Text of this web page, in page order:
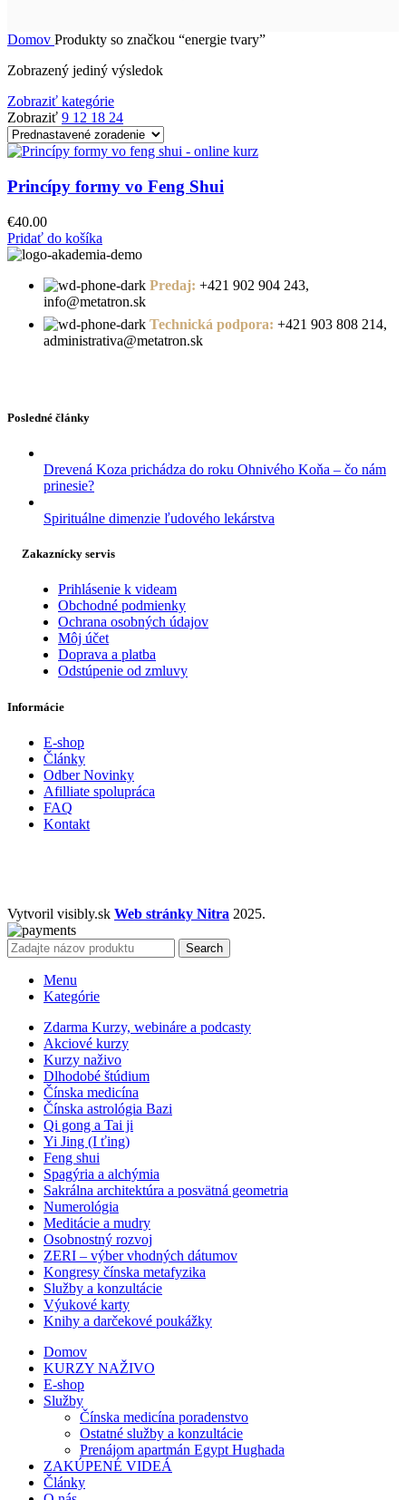
Domov Produkty so značkou “energie tvary”
Zobrazený jediný výsledok
Zobraziť kategórie
Zobraziť 9 12 18 24
Princípy formy vo Feng Shui
€40.00
Pridať do košíka
Predaj: +421 902 904 243,
info@metatron.sk
Technická podpora: +421 903 808 214,
administrativa@metatron.sk
Posledné články
Drevená Koza prichádza do roku Ohnivého Koňa – čo nám
prinesie?
Spirituálne dimenzie ľudového lekárstva
Zakaznícky servis
Prihlásenie k videam
Obchodné podmienky
Ochrana osobných údajov
Môj účet
Doprava a platba
Odstúpenie od zmluvy
Informácie
E-shop
Články
Odber Novinky
Afilliate spolupráca
FAQ
Kontakt
Vytvoril visibly.sk Web stránky Nitra 2025.
Search
Menu
Kategórie
Zdarma Kurzy, webináre a podcasty
Akciové kurzy
Kurzy naživo
Dlhodobé štúdium
Čínska medicína
Čínska astrológia Bazi
Qi gong a Tai ji
Yi Jing (I ťing)
Feng shui
Spagýria a alchýmia
Sakrálna architektúra a posvätná geometria
Numerológia
Meditácie a mudry
Osobnostný rozvoj
ZERI – výber vhodných dátumov
Kongresy čínska metafyzika
Služby a konzultácie
Výukové karty
Knihy a darčekové poukážky
Domov
KURZY NAŽIVO
E-shop
Služby
Čínska medicína poradenstvo
Ostatné služby a konzultácie
Prenájom apartmán Egypt Hughada
ZAKÚPENÉ VIDEÁ
Články